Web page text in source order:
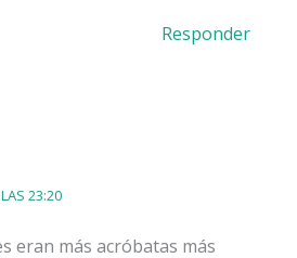
Responder
23:20
eran más acróbatas más